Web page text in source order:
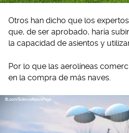
Otros han dicho que los
que, de ser aprobado, haría
la capacidad de asientos y
Por lo que las aerolíneas
en la compra de más naves.